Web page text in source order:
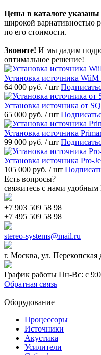
Цены в каталоге
широкой вариативностью
по его стоимости.
Звоните! И мы дадим
оптимальное решение!
Установка источника WiiM
64 000 руб. / шт
Установка источника от
65 000 руб. / шт
Установка источника
99 000 руб. / шт
Установка источника Pro-
105 000 руб. / шт
Есть вопросы?
свяжитесь с нами
+7 903 509 58 98
+7 495 509 58 98
stereo-systems@mail.ru
г. Москва, ул. Перекопская
График работы Пн-Вс: с
Обратная связь
Оборудование
Процессоры
Источники
Акустика
Усилители